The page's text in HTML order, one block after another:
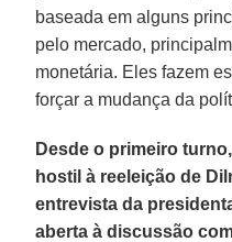
baseada em alguns
pelo mercado,
monetária. Eles fazem
forçar a mudança da
Desde o primeiro
hostil à reeleição de
entrevista da
aberta à discussão